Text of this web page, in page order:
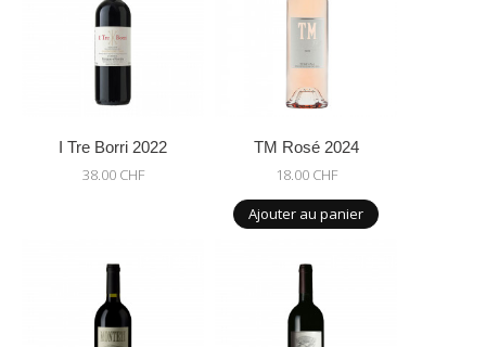
I Tre Borri 2022
38.00 CHF
TM Rosé 2024
18.00 CHF
Ajouter au panier